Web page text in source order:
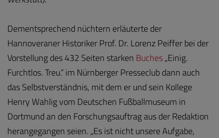
Dementsprechend nüchtern erläuterte der
Hannoveraner Historiker Prof. Dr. Lorenz Peiffer bei der
Vorstellung des 432 Seiten starken Buches„Einig.
Furchtlos. Treu.“ im Nürnberger Presseclub dann auch
das Selbstverständnis, mit dem er und sein Kollege
Henry Wahlig vom Deutschen Fußballmuseum in
Dortmund an den Forschungsauftrag aus der Redaktion
herangegangen seien. „Es ist nicht unsere Aufgabe,